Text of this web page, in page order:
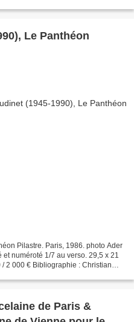
Le Panthéon
Pilastre. Paris, 1986. photo Ader
numéroté 1/7 au verso. 29,5 x 21
2 000 € Bibliographie : Christian
de Paris &